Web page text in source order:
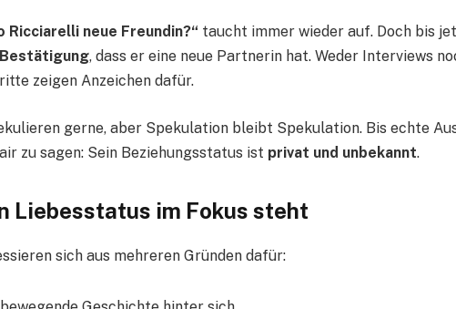
Ricciarelli neue Freundin?“ taucht immer wieder auf. Doch bis
, dass er eine neue Partnerin hat. Weder Interviews
zeigen Anzeichen dafür.
gerne, aber Spekulation bleibt Spekulation. Bis echte
zu sagen: Sein Beziehungsstatus ist privat und unbekannt.
Liebesstatus im Fokus steht
sich aus mehreren Gründen dafür: